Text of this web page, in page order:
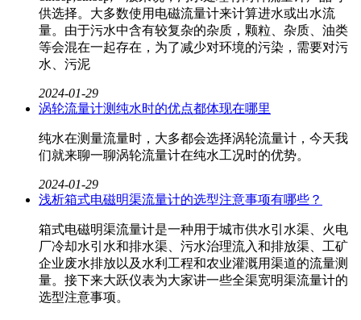
供选择。大多数使用电磁流量计来计算进水或出水流
量。由于污水中含有较复杂的杂质，颗粒、杂质、油类
等会混在一起存在，为了减少对环境的污染，需要对污
水、污泥
2024-01-29
涡轮流量计测纯水时的优点都体现在哪里
纯水在测量流量时，大多都会选择涡轮流量计，今天我
们就来聊一聊涡轮流量计​在纯水工况时的优势。
2024-01-29
浅析箱式电磁明渠流量计的选型注意事项有哪些？
箱式电磁明渠流量计​是一种用于城市供水引水渠、火电
厂冷却水引水和排水渠、污水治理流入和排放渠、工矿
企业废水排放以及水利工程和农业灌溉用渠道的流量测
量。接下来大跃仪表为大家讲一些全渠宽明渠流量计的
选型注意事项。